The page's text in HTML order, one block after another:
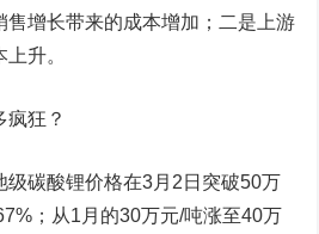
售增长带来的成本增加；二是上游
升。
狂？
碳酸锂价格在3月2日突破50万
；从1月的30万元/吨涨至40万